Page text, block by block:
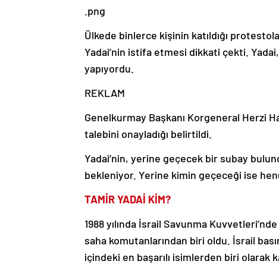
.png
Ülkede binlerce kişinin katıldığı
Yadai’nin istifa etmesi dikkati çekti.
yapıyordu.
REKLAM
Genelkurmay Başkanı Korgeneral Herzi
talebini onayladığı belirtildi.
Yadai’nin, yerine geçecek bir subay
bekleniyor. Yerine kimin geçeceği ise
TAMİR YADAİ KİM?
1988 yılında İsrail Savunma
saha komutanlarından biri oldu. İsrail
içindeki en başarılı isimlerden biri olarak